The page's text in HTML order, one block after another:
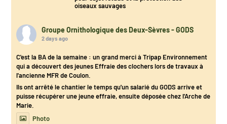
oiseaux sauvages
Groupe Ornithologique des Deux-Sèvres - GODS
2 days ago
C'est la BA de la semaine : un grand merci à Tripap Environnement
qui a découvert des jeunes Effraie des clochers lors de travaux à
l'ancienne MFR de Coulon.
Ils ont arrêté le chantier le temps qu'un salarié du GODS arrive et
puisse récupérer une jeune effraie, ensuite déposée chez l'Arche de
Marie.
Photo